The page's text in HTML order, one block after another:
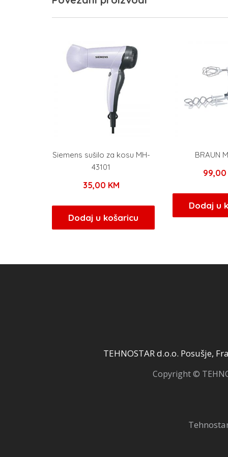
Siemens sušilo za kosu MH-
43101
35,00 KM
Dodaj u košaricu
BRAUN
99,00
Dodaj u
TEHNOSTAR d.o.o. Posušje,
Copyright ©